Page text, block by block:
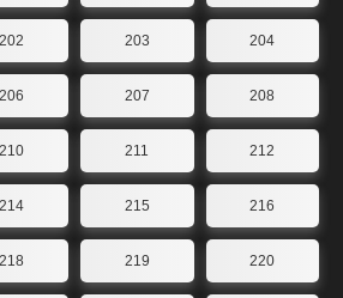
202 203 204
206 207 208
210 211 212
214 215 216
218 219 220